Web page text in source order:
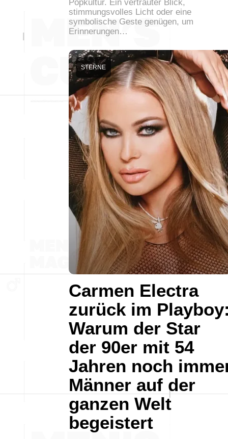
Popkultur. Ein vertrauter Blick,
stimmungsvolles Licht oder eine
symbolische Geste genügen, um
Erinnerungen…
Carmen Electra
zurück im
Warum der Star
der 90er mit 54
Jahren noch
Männer auf der
ganzen Welt
begeistert
STERNE